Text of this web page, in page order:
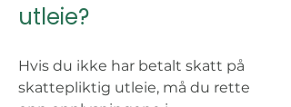
utleie?
Hvis du ikke har betalt skatt på
skattepliktig utleie, må du rette